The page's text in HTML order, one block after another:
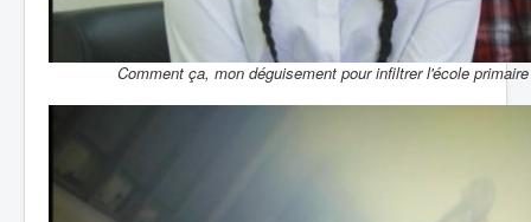
Comment ça, mon déguisement pour infiltrer l'école